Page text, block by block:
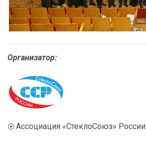
Организатор:
⦿ Ассоциация «СтеклоСоюз» России